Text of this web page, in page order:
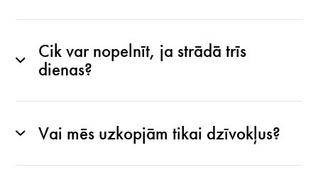
Cik var nopelnīt, ja strādā trīs
dienas?
Vai mēs uzkopjām tikai dzīvokļus?